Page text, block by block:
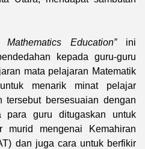
Education”ini
kepada guru-guru
mata pelajaran Matematik
menarik minat pelajar
tersebut bersesuaian dengan
guru ditugaskan untuk
murid mengenai Kemahiran
dan juga cara untuk berfikir